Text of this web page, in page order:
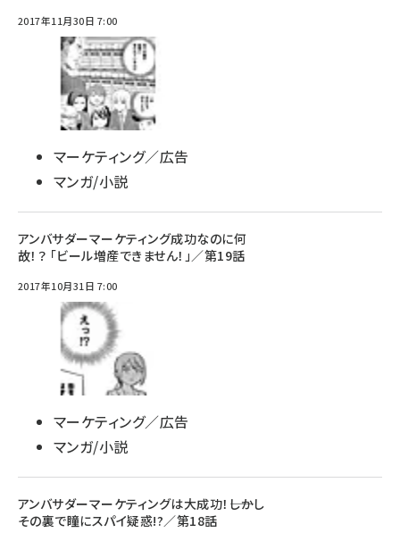
2017年11月30日 7:00
マーケティング／広告
マンガ/小説
アンバサダーマーケティング成功なのに何
故！？ 「ビール増産できません！」／第19話
2017年10月31日 7:00
マーケティング／広告
マンガ/小説
アンバサダーマーケティングは大成功！――しかし
その裏で瞳にスパイ疑惑!?／第18話